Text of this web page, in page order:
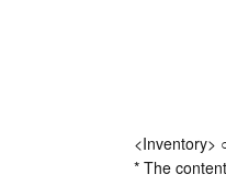
* The